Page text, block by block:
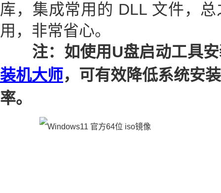
库，集成常用的 DLL 文件，
用，非常省心。
注：如使用U盘启动工具安
装机大师，可有效降低系统安
率。